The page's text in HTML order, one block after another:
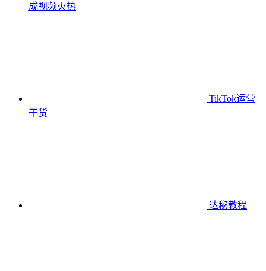
成视频火热
TikTok运营
干货
达秘教程